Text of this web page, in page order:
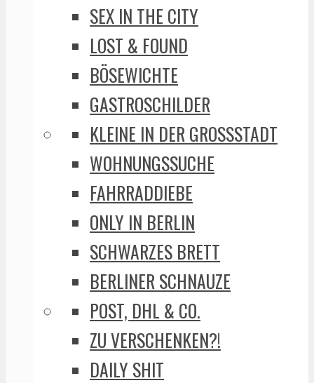
SEX IN THE CITY
LOST & FOUND
BÖSEWICHTE
GASTROSCHILDER
KLEINE IN DER GROSSSTADT
WOHNUNGSSUCHE
FAHRRADDIEBE
ONLY IN BERLIN
SCHWARZES BRETT
BERLINER SCHNAUZE
POST, DHL & CO.
ZU VERSCHENKEN?!
DAILY SHIT